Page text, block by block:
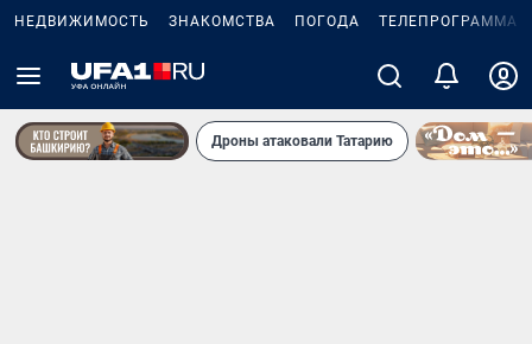
НЕДВИЖИМОСТЬ ЗНАКОМСТВА ПОГОДА ТЕЛЕПРОГРАММА
Дроны атаковали Татарию